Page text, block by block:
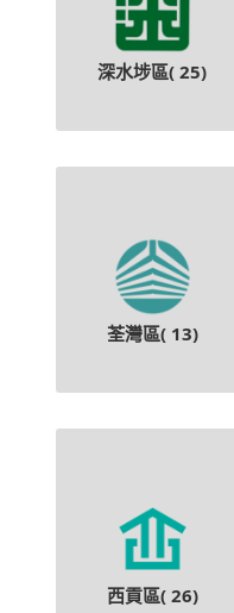
深水埗區( 25)
荃灣區( 13)
西貢區( 26)